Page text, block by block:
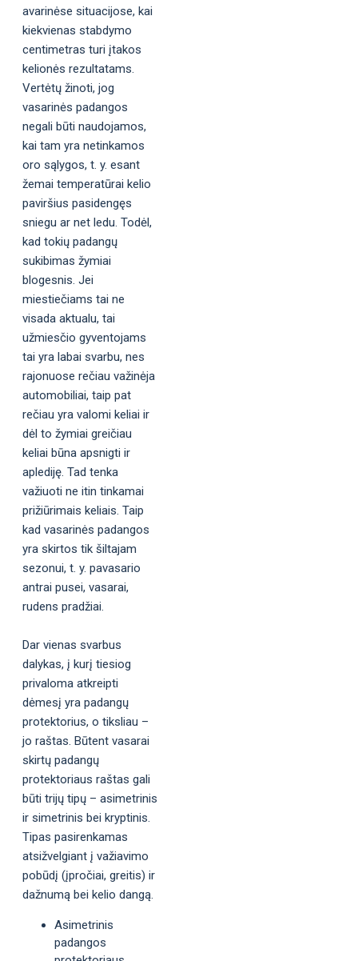
avarinėse situacijose, kai
kiekvienas stabdymo
centimetras turi įtakos
kelionės rezultatams.
Vertėtų žinoti, jog
vasarinės padangos
negali būti naudojamos,
kai tam yra netinkamos
oro sąlygos, t. y. esant
žemai temperatūrai kelio
paviršius pasidengęs
sniegu ar net ledu. Todėl,
kad tokių padangų
sukibimas žymiai
blogesnis. Jei
miestiečiams tai ne
visada aktualu, tai
užmiesčio gyventojams
tai yra labai svarbu, nes
rajonuose rečiau važinėja
automobiliai, taip pat
rečiau yra valomi keliai ir
dėl to žymiai greičiau
keliai būna apsnigti ir
aplediję. Tad tenka
važiuoti ne itin tinkamai
prižiūrimais keliais. Taip
kad vasarinės padangos
yra skirtos tik šiltajam
sezonui, t. y. pavasario
antrai pusei, vasarai,
rudens pradžiai.
Dar vienas svarbus
dalykas, į kurį tiesiog
privaloma atkreipti
dėmesį yra padangų
protektorius, o tiksliau –
jo raštas. Būtent vasarai
skirtų padangų
protektoriaus raštas gali
būti trijų tipų – asimetrinis
ir simetrinis bei kryptinis.
Tipas pasirenkamas
atsižvelgiant į važiavimo
pobūdį (įpročiai, greitis) ir
dažnumą bei kelio dangą.
Asimetrinis
padangos